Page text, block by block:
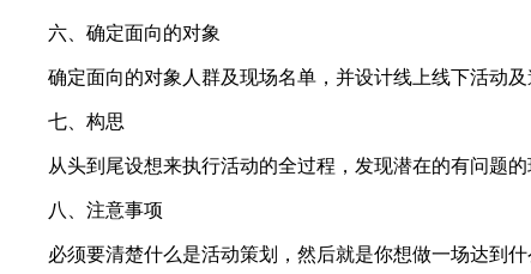
六、确定面向的对象
确定面向的对象人群及现场名单，并设计线上线下活动及
七、构思
从头到尾设想来执行活动的全过程，发现潜在的有问题的
八、注意事项
必须要清楚什么是活动策划，然后就是你想做一场达到什